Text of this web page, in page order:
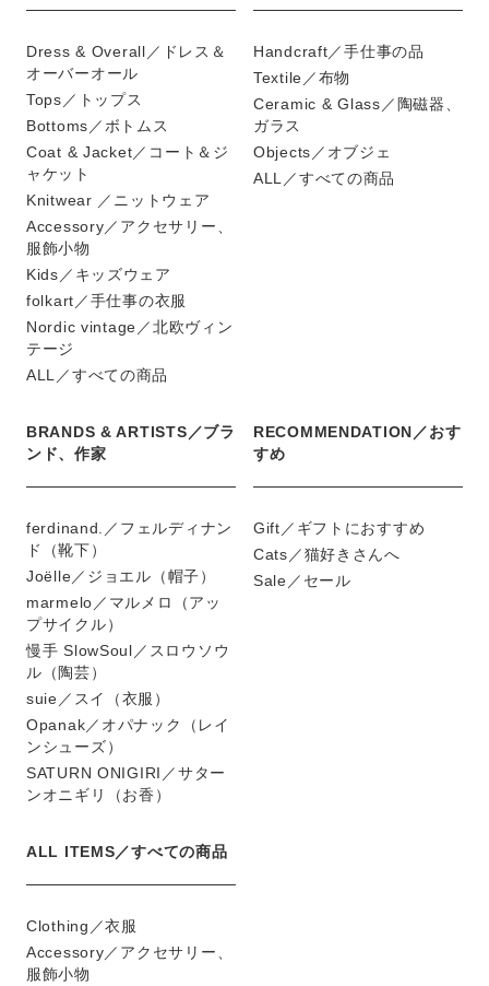
Dress & Overall／ドレス＆
オーバーオール
Tops／トップス
Bottoms／ボトムス
Coat & Jacket／コート＆ジ
ャケット
Knitwear ／ニットウェア
Accessory／アクセサリー、
服飾小物
Kids／キッズウェア
folkart／手仕事の衣服
Nordic vintage／北欧ヴィン
テージ
ALL／すべての商品
Handcraft／手仕事の品
Textile／布物
Ceramic & Glass／陶磁器、
ガラス
Objects／オブジェ
ALL／すべての商品
BRANDS & ARTISTS／ブラ
ンド、作家
ferdinand.／フェルディナン
ド（靴下）
Joëlle／ジョエル（帽子）
marmelo／マルメロ（アッ
プサイクル）
慢手 SlowSoul／スロウソウ
ル（陶芸）
suie／スイ（衣服）
Opanak／オパナック（レイ
ンシューズ）
SATURN ONIGIRI／サター
ンオニギリ（お香）
RECOMMENDATION／おす
すめ
Gift／ギフトにおすすめ
Cats／猫好きさんへ
Sale／セール
ALL ITEMS／すべての商品
Clothing／衣服
Accessory／アクセサリー、
服飾小物